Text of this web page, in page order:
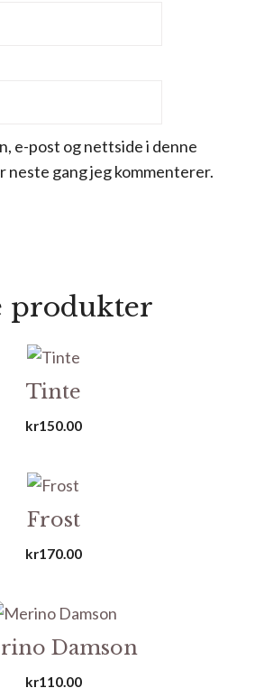
e-post og nettside i denne
gang jeg kommenterer.
produkter
Tinte
kr150.00
Frost
kr170.00
Damson
kr110.00